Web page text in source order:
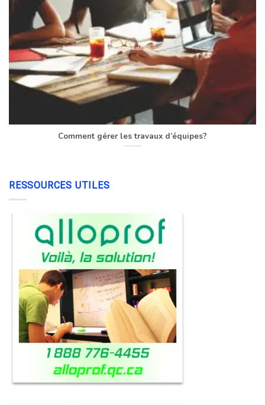
Comment gérer les travaux d’équipes?
RESSOURCES UTILES